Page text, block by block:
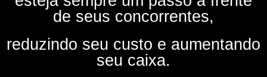
de seus concorrentes,
reduzindo seu custo e aumentando
seu caixa.